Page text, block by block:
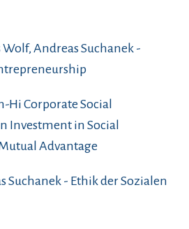
Wolf, Andreas Suchanek -
Hi Corporate Social
Investment in Social
Advantage
Suchanek - Ethik der Sozialen